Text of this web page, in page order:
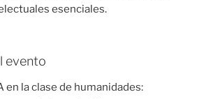
esenciales.
evento
en la clase de humanidades: